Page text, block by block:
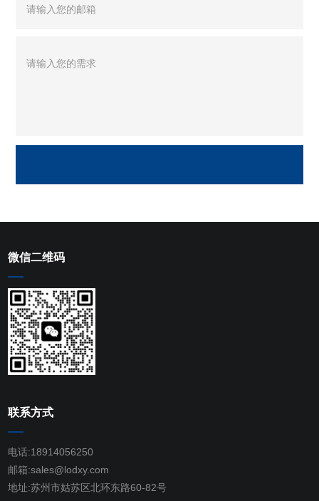
微信二维码
联系方式
电话:18914056250
邮箱:sales@lodxy.com
地址:苏州市姑苏区北环东路60-82号